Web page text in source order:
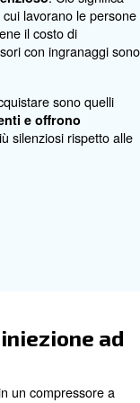
dipende da
tua attività.
tecnologie dei
. Queste